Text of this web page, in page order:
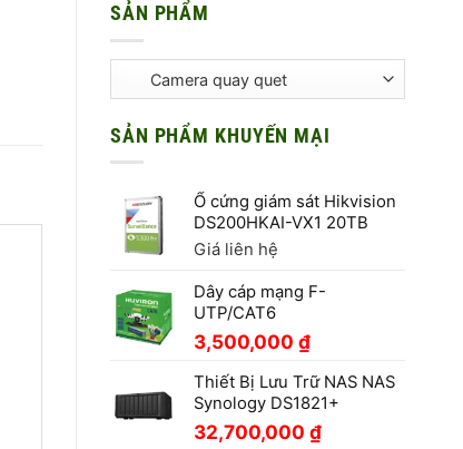
SẢN PHẨM
SẢN PHẨM KHUYẾN MẠI
Ổ cứng giám sát Hikvision
DS200HKAI-VX1 20TB
Giá liên hệ
Dây cáp mạng F-
UTP/CAT6
3,500,000 ₫
Thiết Bị Lưu Trữ NAS NAS
Synology DS1821+
32,700,000 ₫